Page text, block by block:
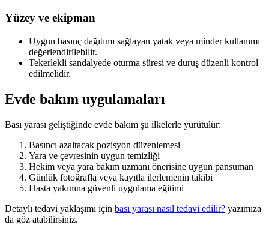
Yüzey ve ekipman
Uygun basınç dağıtımı sağlayan yatak veya minder kullanımı
değerlendirilebilir.
Tekerlekli sandalyede oturma süresi ve duruş düzenli kontrol
edilmelidir.
Evde bakım uygulamaları
Bası yarası geliştiğinde evde bakım şu ilkelerle yürütülür:
Basıncı azaltacak pozisyon düzenlemesi
Yara ve çevresinin uygun temizliği
Hekim veya yara bakım uzmanı önerisine uygun pansuman
Günlük fotoğrafla veya kayıtla ilerlemenin takibi
Hasta yakınına güvenli uygulama eğitimi
Detaylı tedavi yaklaşımı için bası yarası nasıl tedavi edilir? yazımıza
da göz atabilirsiniz.